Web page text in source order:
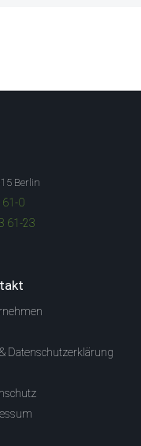
Berlin
61-0
61-23
Datenschutzerklärung